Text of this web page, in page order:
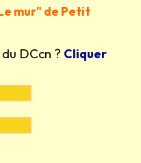
mur" de Petit
DCcn ? Cliquer